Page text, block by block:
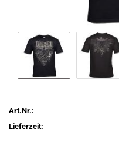
Art.Nr.:
Lieferzeit: